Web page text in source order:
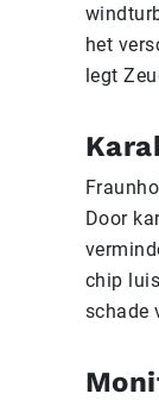
het
legt
Door
chip
schade